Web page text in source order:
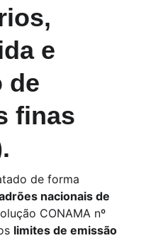
e
de
finas
de forma
nacionais de
CONAMA nº
limites de emissão